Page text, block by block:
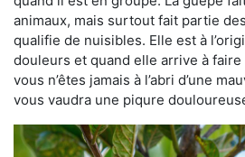
animaux, mais surtout fait partie
qualifie de nuisibles. Elle est à
douleurs et quand elle arrive à
vous n’êtes jamais à l’abri d’une
vous vaudra une piqure